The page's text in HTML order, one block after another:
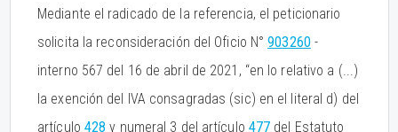
Mediante el radicado de la referencia, el peticionario
solicita la reconsideración del Oficio N°903260 -
interno 567 del 16 de abril de 2021, “en lo relativo a (...)
la exención del IVA consagradas (sic) en el literal d) del
artículo 428 y numeral 3 del artículo 477 del Estatuto